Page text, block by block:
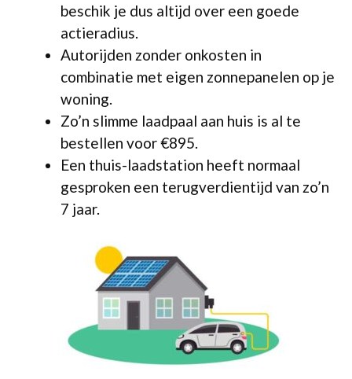
beschik je dus altijd over een goede
actieradius.
Autorijden zonder onkosten in
combinatie met eigen zonnepanelen op je
woning.
Zo’n slimme laadpaal aan huis is al te
bestellen voor €895.
Een thuis-laadstation heeft normaal
gesproken een terugverdientijd van zo’n
7 jaar.